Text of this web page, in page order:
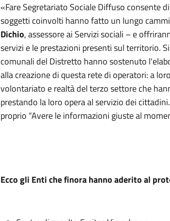
«Fare Segretariato Sociale Diffuso consente
soggetti coinvolti hanno fatto un lungo
Dichio, assessore ai Servizi sociali – e
servizi e le prestazioni presenti sul territorio.
comunali del Distretto hanno sostenuto
alla creazione di questa rete di operatori: a
volontariato e realtà del terzo settore che
prestando la loro opera al servizio dei
proprio “Avere le informazioni giuste al
Ecco gli Enti che finora hanno aderito al